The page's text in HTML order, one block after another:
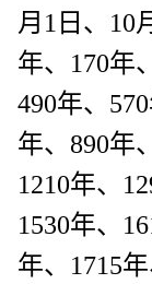
月1日、10
年、170年
490年、
年、890年
1210年、
1530年、
年、1715